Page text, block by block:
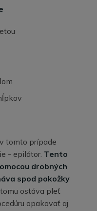
tomto prípade
- epilátor. Tento
drobných
spod pokožky
ostáva pleť
opakovať aj